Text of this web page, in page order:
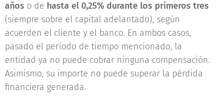
años o de hasta el 0,25% durante los primeros tres
(siempre sobre el capital adelantado), según
acuerden el cliente y el banco. En ambos casos,
pasado el período de tiempo mencionado, la
entidad ya no puede cobrar ninguna compensación.
Asimismo, su importe no puede superar la pérdida
financiera generada.